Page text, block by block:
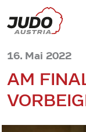
16. Mai 2022
AM